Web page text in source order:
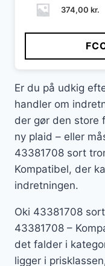
374,00 kr.
Er du på udkig
handler om
der gør den store
ny plaid – eller
43381708 sort
Kompatibel, der
indretningen.
Oki 43381708
43381708 –
det falder i
ligger i